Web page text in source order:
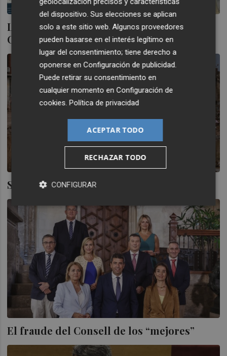
Los más vulnerables, sin respuesta del
Consell
Seis meses sin verdad
El fraude del Consell de los “mejores”
del dispositivo. Sus elecciones se aplican
solo a este sitio web. Algunos proveedores
pueden basarse en el interés legítimo en
lugar del consentimiento; tiene derecho a
oponerse enConfiguración de publicidad.
Puede retirar su consentimiento en
cualquier momento enConfiguración de
cookies.Política de privacidad
ACEPTAR TODO
RECHAZAR TODO
CONFIGURAR